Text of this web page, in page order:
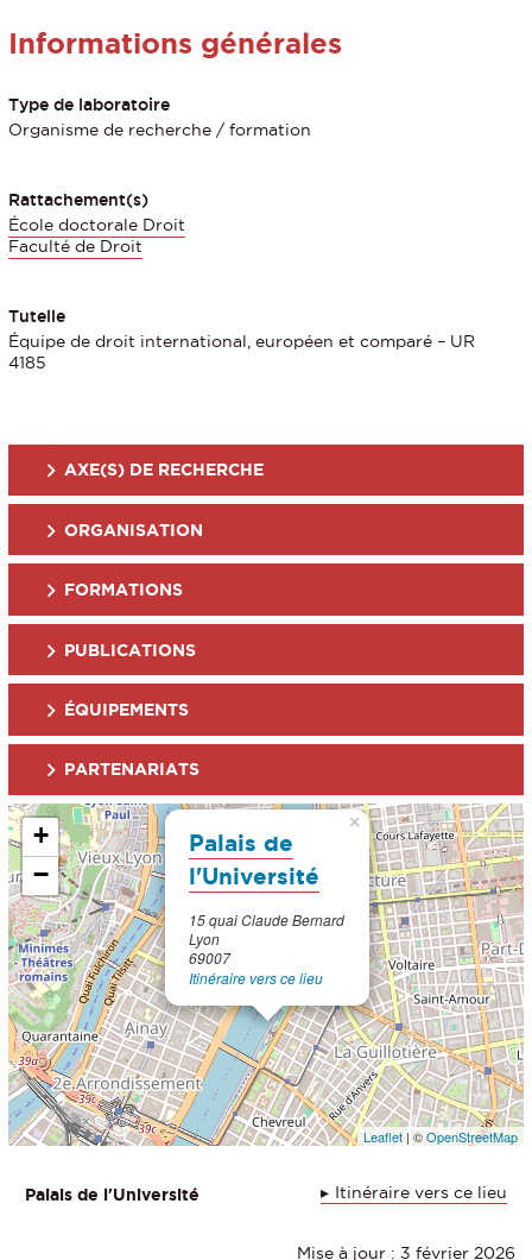
Informations générales
Type de laboratoire
Organisme de recherche / formation
Rattachement(s)
École doctorale Droit
Faculté de Droit
Tutelle
Équipe de droit international, européen et comparé – UR
4185
AXE(S) DE RECHERCHE
ORGANISATION
FORMATIONS
PUBLICATIONS
ÉQUIPEMENTS
PARTENARIATS
Palais de
l'Université
15 quai Claude Bernard
Lyon
69007
Itinéraire vers ce lieu
×
+
−
Leaflet| ©OpenStreetMap
Itinéraire vers ce lieu
Palais de l'Université
Mise à jour : 3 février 2026